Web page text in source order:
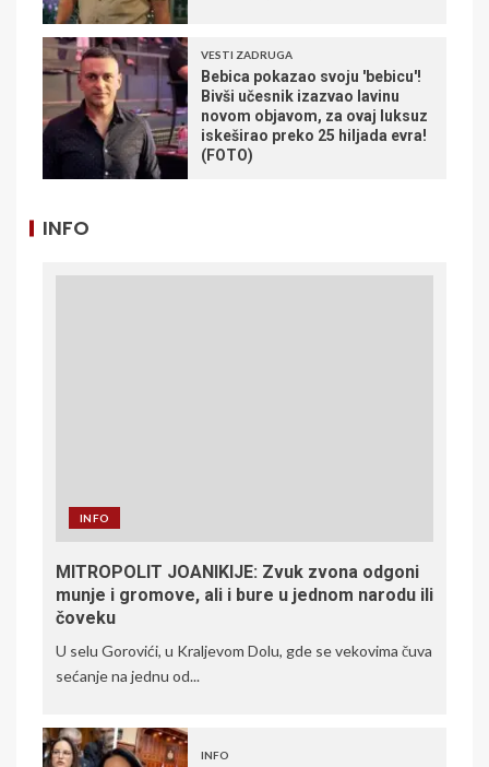
VESTI ZADRUGA
Bebica pokazao svoju 'bebicu'!
Bivši učesnik izazvao lavinu
novom objavom, za ovaj luksuz
iskeširao preko 25 hiljada evra!
(FOTO)
INFO
INFO
MITROPOLIT JOANIKIJE: Zvuk zvona odgoni
munje i gromove, ali i bure u jednom narodu ili
čoveku
U selu Gorovići, u Kraljevom Dolu, gde se vekovima čuva
sećanje na jednu od...
INFO